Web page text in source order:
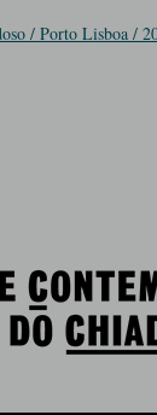
/ Porto Lisboa /